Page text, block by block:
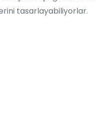
tasarlayabiliyorlar.